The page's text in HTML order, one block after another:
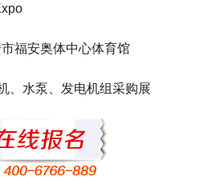
福安奥体中心体育馆
、水泵、发电机组采购展